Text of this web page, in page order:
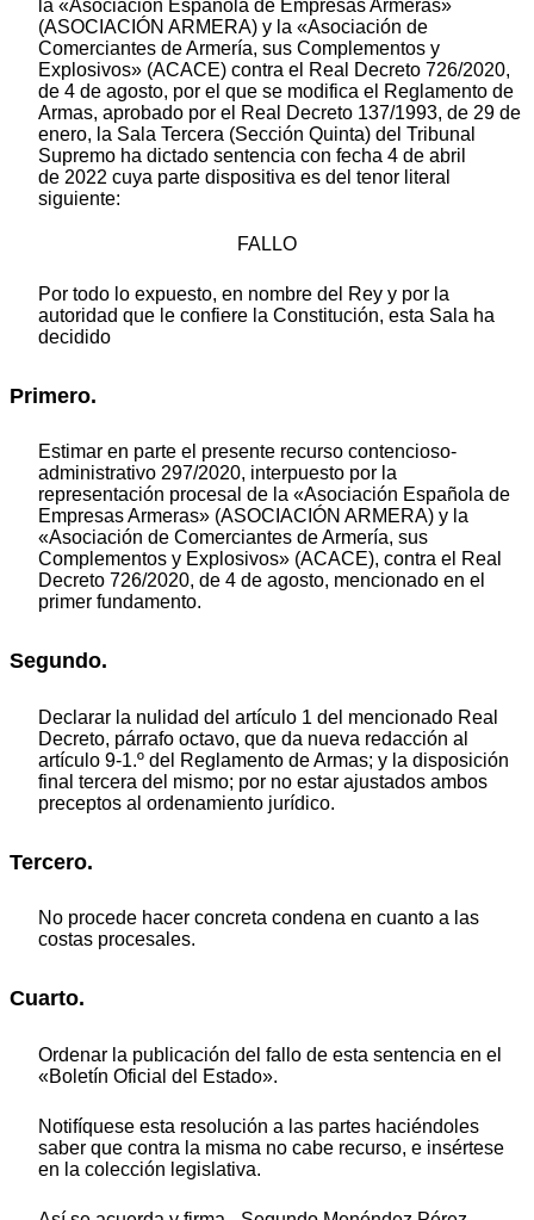
la «Asociación Española de Empresas Armeras»
(ASOCIACIÓN ARMERA) y la «Asociación de
Comerciantes de Armería, sus Complementos y
Explosivos» (ACACE) contra el Real Decreto 726/2020,
de 4 de agosto, por el que se modifica el Reglamento de
Armas, aprobado por el Real Decreto 137/1993, de 29 de
enero, la Sala Tercera (Sección Quinta) del Tribunal
Supremo ha dictado sentencia con fecha 4 de abril
de 2022 cuya parte dispositiva es del tenor literal
siguiente:
FALLO
Por todo lo expuesto, en nombre del Rey y por la
autoridad que le confiere la Constitución, esta Sala ha
decidido
Primero.
Estimar en parte el presente recurso contencioso-
administrativo 297/2020, interpuesto por la
representación procesal de la «Asociación Española de
Empresas Armeras» (ASOCIACIÓN ARMERA) y la
«Asociación de Comerciantes de Armería, sus
Complementos y Explosivos» (ACACE), contra el Real
Decreto 726/2020, de 4 de agosto, mencionado en el
primer fundamento.
Segundo.
Declarar la nulidad del artículo 1 del mencionado Real
Decreto, párrafo octavo, que da nueva redacción al
artículo 9-1.º del Reglamento de Armas; y la disposición
final tercera del mismo; por no estar ajustados ambos
preceptos al ordenamiento jurídico.
Tercero.
No procede hacer concreta condena en cuanto a las
costas procesales.
Cuarto.
Ordenar la publicación del fallo de esta sentencia en el
«Boletín Oficial del Estado».
Notifíquese esta resolución a las partes haciéndoles
saber que contra la misma no cabe recurso, e insértese
en la colección legislativa.